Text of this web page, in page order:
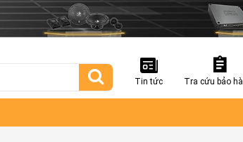
Tin tức Tra cứu bảo